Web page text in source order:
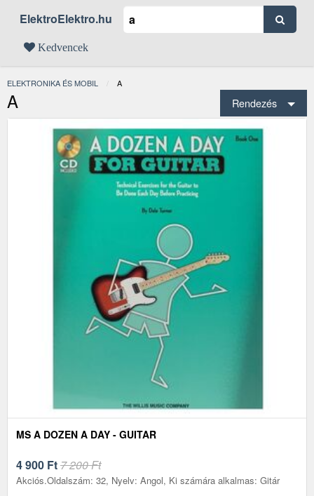
ElektroElektro.hu
Kedvencek
ELEKTRONIKA ÉS MOBIL JELENLEGI:
A
A Rendezés
MS A DOZEN A DAY - GUITAR
4 900 Ft7 200 Ft
Akciós.Oldalszám: 32, Nyelv: Angol, Ki számára alkalmas: Gitár